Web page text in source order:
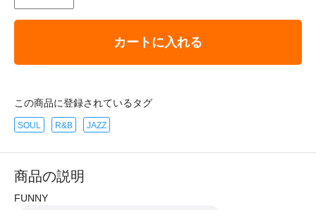
カートに入れる
この商品に登録されているタグ
SOUL R&B JAZZ
商品の説明
FUNNY